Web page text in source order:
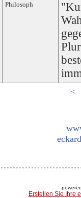
Philosoph
|<
Erstellen Sie Ihre